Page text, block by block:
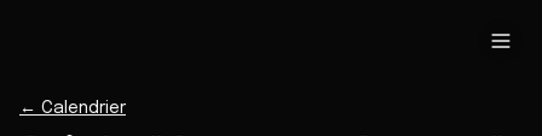
← Calendrier